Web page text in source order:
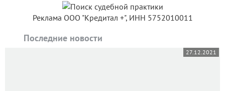
Реклама ООО "Кредитал +", ИНН 5752010011
Последние новости
27.12.2021